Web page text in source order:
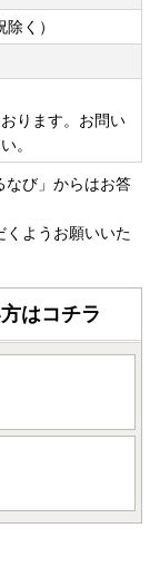
く）
ります。お問い
。
なび」からはお答
くようお願いいた
はコチラ